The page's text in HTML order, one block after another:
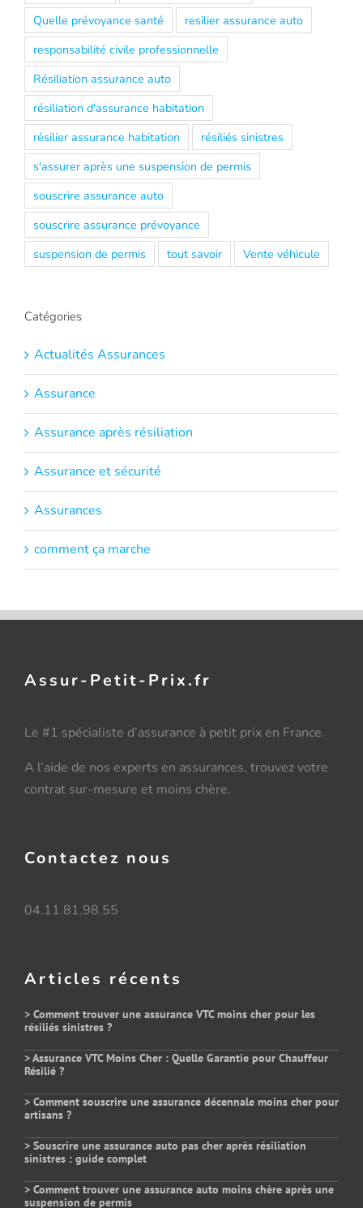
Quelle prévoyance santé
resilier assurance auto
responsabilité civile professionnelle
Résiliation assurance auto
résiliation d'assurance habitation
résilier assurance habitation
résiliés sinistres
s'assurer après une suspension de permis
souscrire assurance auto
souscrire assurance prévoyance
suspension de permis
tout savoir Vente véhicule
Catégories
Actualités Assurances
Assurance
Assurance après résiliation
Assurance et sécurité
Assurances
comment ça marche
Assur-Petit-Prix.fr
Le #1 spécialiste d’assurance à petit prix en France.
A l’aide de nos experts en assurances, trouvez votre
contrat sur-mesure et moins chère.
Articles récents
> Comment trouver une assurance VTC moins cher pour les
résiliés sinistres ?
> Assurance VTC Moins Cher : Quelle Garantie pour Chauffeur
Résilié ?
> Comment souscrire une assurance décennale moins cher pour
artisans ?
> Souscrire une assurance auto pas cher après résiliation
sinistres : guide complet
> Comment trouver une assurance auto moins chère après une
suspension de permis
Contactez nous
04.11.81.98.55